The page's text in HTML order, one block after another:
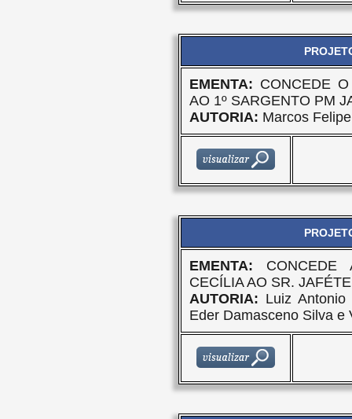
EMENTA: CONCEDE
AO 1º SARGENTO PM
AUTORIA: Marcos
EMENTA:
CECÍLIA AO SR.
AUTORIA: Luiz
Eder Damasceno Silva e